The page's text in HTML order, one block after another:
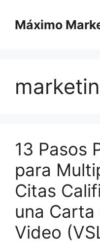
contenido
Máximo
13 Pasos
para
Citas
una Carta
Video